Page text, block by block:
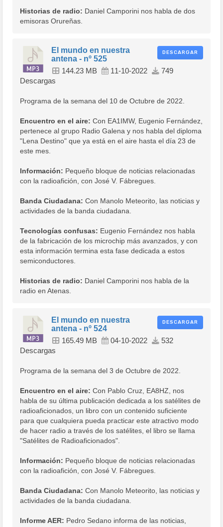
Historias de radio: Daniel Camporini nos habla de dos
emisoras Orureñas.
DESCARGAR
El mundo en nuestra
antena - nº 525
144.23 MB 11-10-2022
749
Descargas
Programa de la semana del 10 de Octubre de 2022.
Encuentro en el aire: Con EA1IMW, Eugenio Fernández,
pertenece al grupo Radio Galena y nos habla del diploma
"Lena Destino" que ya está en el aire hasta el día 23 de
este mes.
Información: Pequeño bloque de noticias relacionadas
con la radioafición, con José V. Fábregues.
Banda Ciudadana: Con Manolo Meteorito, las noticias y
actividades de la banda ciudadana.
Tecnologías confusas: Eugenio Fernández nos habla
de la fabricación de los microchip más avanzados, y con
esta información termina esta fase dedicada a estos
semiconductores.
Historias de radio: Daniel Camporini nos habla de la
radio en Atenas.
DESCARGAR
El mundo en nuestra
antena - nº 524
165.49 MB 04-10-2022
532
Descargas
Programa de la semana del 3 de Octubre de 2022.
Encuentro en el aire: Con Pablo Cruz, EA8HZ, nos
habla de su última publicación dedicada a los satélites de
radioaficionados, un libro con un contenido suficiente
para que cualquiera pueda practicar este atractivo modo
de hacer radio a través de los satélites, el libro se llama
"Satélites de Radioaficionados".
Información: Pequeño bloque de noticias relacionadas
con la radioafición, con José V. Fábregues.
Banda Ciudadana: Con Manolo Meteorito, las noticias y
actividades de la banda ciudadana.
Informe AER: Pedro Sedano informa de las noticias,